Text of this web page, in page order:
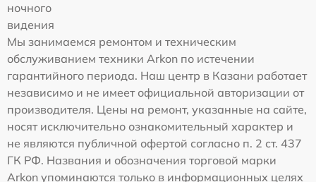
ночного
видения
Мы занимаемся ремонтом и техническим
обслуживанием техники Arkon по истечении
гарантийного периода. Наш центр в Казани работает
независимо и не имеет официальной авторизации от
производителя. Цены на ремонт, указанные на сайте,
носят исключительно ознакомительный характер и
не являются публичной офертой согласно п. 2 ст. 437
ГК РФ. Названия и обозначения торговой марки
Arkon упоминаются только в информационных целях